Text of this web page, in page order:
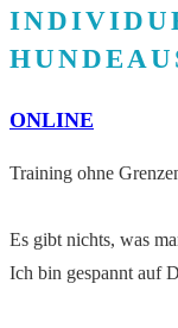
ONLINE
Training ohne
Es gibt nichts, was
Ich bin gespannt auf